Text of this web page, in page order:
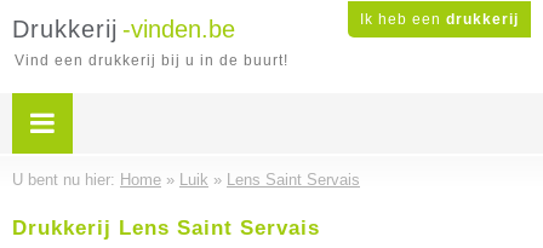
Ik heb een drukkerij
Drukkerij -vinden.be
Vind een drukkerij bij u in de buurt!
U bent nu hier: Home » Luik » Lens Saint Servais
Drukkerij Lens Saint Servais